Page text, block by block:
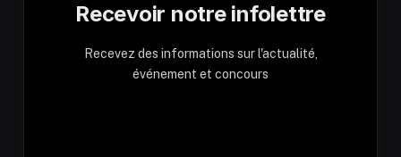
Recevoir notre infolettre
Recevez des informations sur l'actualité,
événement et concours